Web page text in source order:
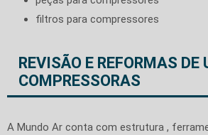
filtros para compressores
REVISÃO E REFORMAS DE
COMPRESSORAS
A Mundo Ar conta com estrutura ,